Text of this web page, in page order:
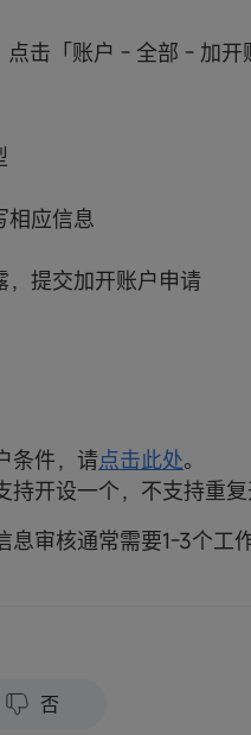
点击「账户 - 全部 - 加开
相应信息
，提交加开账户申请
条件，请点击此处。
开设一个，不支持重复
息审核通常需要1-3个工
否